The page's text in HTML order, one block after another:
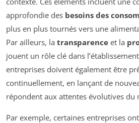
approfondie des besoins des
plus en plus tournés vers une
Par ailleurs, la transparence et la
jouent un rôle clé dans
entreprises doivent également être
continuellement, en lançant de
répondent aux attentes évolutives du
Par exemple, certaines entreprises